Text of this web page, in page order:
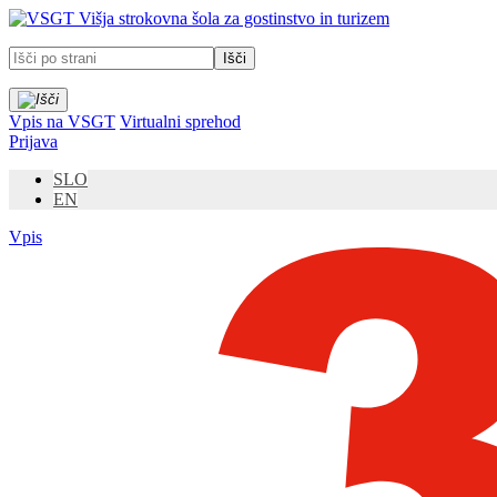
Prosimo,
upoštevajte:
To
spletno
mesto
vključuje
sistem
dostopnosti.
Pritisnite
Control-
F11,
da
prilagodite
Višja strokovna šola za gostinstvo in turizem
Vpis na VSGT Virtualni sprehod
Prijava
SLO
EN
Vpis